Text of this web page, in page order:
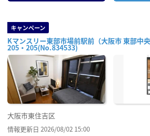
キャンペーン
Kマンスリー東部市場前駅前（大阪市 東部中央
205・205(No.834533)
大阪市東住吉区
情報更新日 2026/08/02 15:00